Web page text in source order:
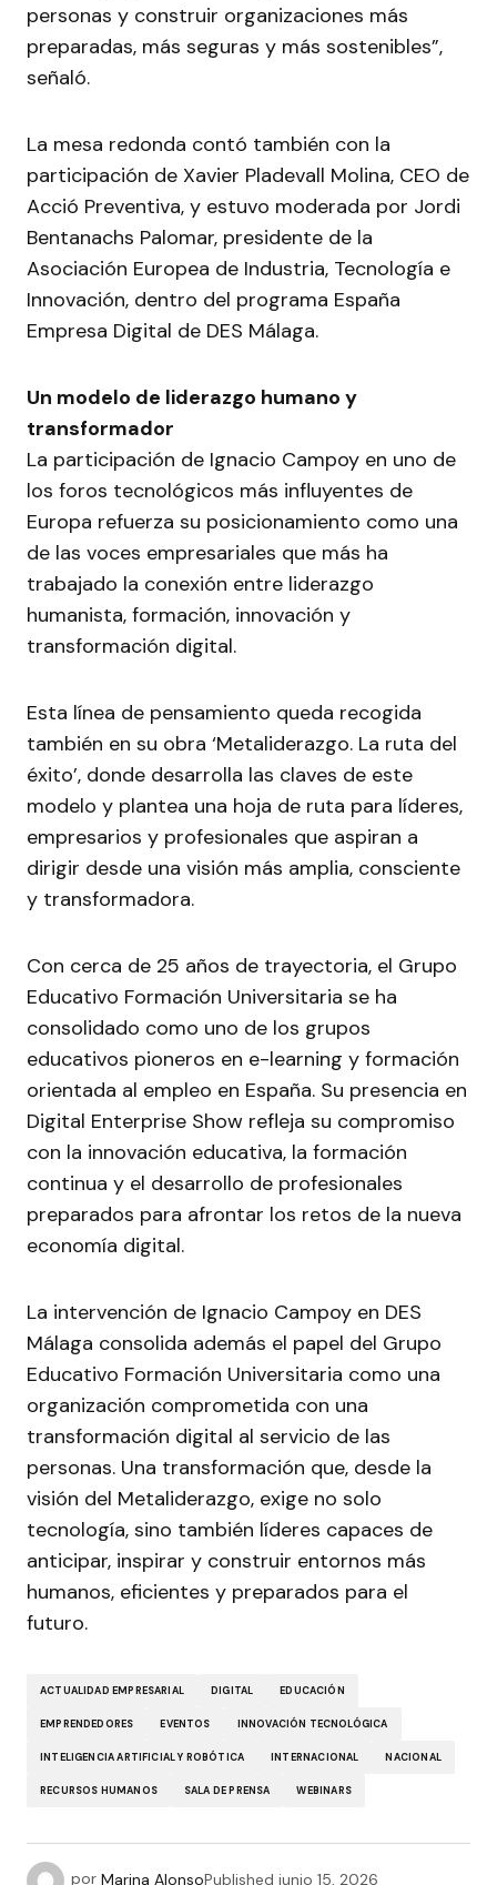
personas y construir organizaciones más
preparadas, más seguras y más sostenibles”,
señaló.
La mesa redonda contó también con la
participación de Xavier Pladevall Molina, CEO de
Acció Preventiva, y estuvo moderada por Jordi
Bentanachs Palomar, presidente de la
Asociación Europea de Industria, Tecnología e
Innovación, dentro del programa España
Empresa Digital de DES Málaga.
Un modelo de liderazgo humano y
transformador
La participación de Ignacio Campoy en uno de
los foros tecnológicos más influyentes de
Europa refuerza su posicionamiento como una
de las voces empresariales que más ha
trabajado la conexión entre liderazgo
humanista, formación, innovación y
transformación digital.
Esta línea de pensamiento queda recogida
también en su obra ‘Metaliderazgo. La ruta del
éxito’, donde desarrolla las claves de este
modelo y plantea una hoja de ruta para líderes,
empresarios y profesionales que aspiran a
dirigir desde una visión más amplia, consciente
y transformadora.
Con cerca de 25 años de trayectoria, el Grupo
Educativo Formación Universitaria se ha
consolidado como uno de los grupos
educativos pioneros en e-learning y formación
orientada al empleo en España. Su presencia en
Digital Enterprise Show refleja su compromiso
con la innovación educativa, la formación
continua y el desarrollo de profesionales
preparados para afrontar los retos de la nueva
economía digital.
La intervención de Ignacio Campoy en DES
Málaga consolida además el papel del Grupo
Educativo Formación Universitaria como una
organización comprometida con una
transformación digital al servicio de las
personas. Una transformación que, desde la
visión del Metaliderazgo, exige no solo
tecnología, sino también líderes capaces de
anticipar, inspirar y construir entornos más
humanos, eficientes y preparados para el
futuro.
ACTUALIDAD EMPRESARIAL DIGITAL EDUCACIÓN
EMPRENDEDORES EVENTOS INNOVACIÓN TECNOLÓGICA
INTELIGENCIA ARTIFICIAL Y ROBÓTICA INTERNACIONAL NACIONAL
RECURSOS HUMANOS SALA DE PRENSA WEBINARS
por Marina AlonsoPublished junio 15, 2026